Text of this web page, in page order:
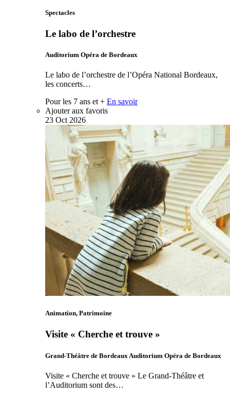
Spectacles
Le labo de l’orchestre
Auditorium Opéra de Bordeaux
Le labo de l’orchestre de l’Opéra National Bordeaux,
les concerts…
Pour les 7 ans et + En savoir
Ajouter aux favoris
23 Oct 2026
Animation, Patrimoine
Visite « Cherche et trouve »
Grand-Théâtre de Bordeaux Auditorium Opéra de Bordeaux
Visite « Cherche et trouve » Le Grand-Théâtre et
l’Auditorium sont des…